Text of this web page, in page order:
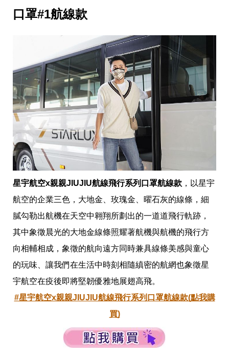
國
趣
景
生
活
清
收
納
生
活
小
物
口
推
薦
居
家
理
職
生
口罩#1航線款
星宇航空x親親JIUJIU航線飛行系列口罩航線款 ，以星宇
航空的企業三色，大地金、玫瑰金、曜石灰的線條，細
膩勾勒出航機在天空中翱翔所劃出的一道道飛行軌跡，
其中象徵晨光的大地金線條照耀著航機與航機的飛行方
向相輔相成，象徵的航向遠方同時兼具線條美感與童心
的玩味、讓我們在生活中時刻相隨縝密的航網也象徵星
宇航空在疫後即將堅韌優雅地展翅高飛。
#星宇航空x親親JIUJIU航線飛行系列口罩航線款(點我購
買)